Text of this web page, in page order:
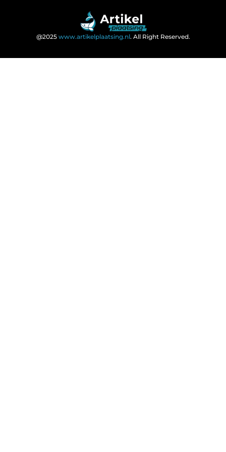
@2025 www.artikelplaatsing.nl. All Right Reserved.